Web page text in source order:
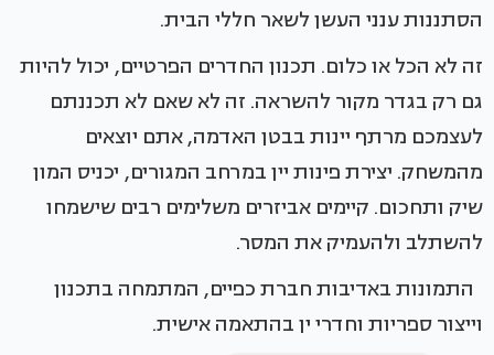
הסתננות ענני העשן לשאר חללי הבית.
זה לא הכל או כלום. תכנון החדרים הפרטיים, יכול להיות
גם רק בגדר מקור להשראה. זה לא שאם לא תכננתם
לעצמכם מרתף יינות בבטן האדמה, אתם יוצאים
מהמשחק. יצירת פינות יין במרחב המגורים, יכניס המון
שיק ותחכום. קיימים אביזרים משלימים רבים שישמחו
להשתלב ולהעמיק את המסר.
התמונות באדיבות חברת כפיים, המתמחה בתכנון
וייצור ספריות וחדרי ין בהתאמה אישית.